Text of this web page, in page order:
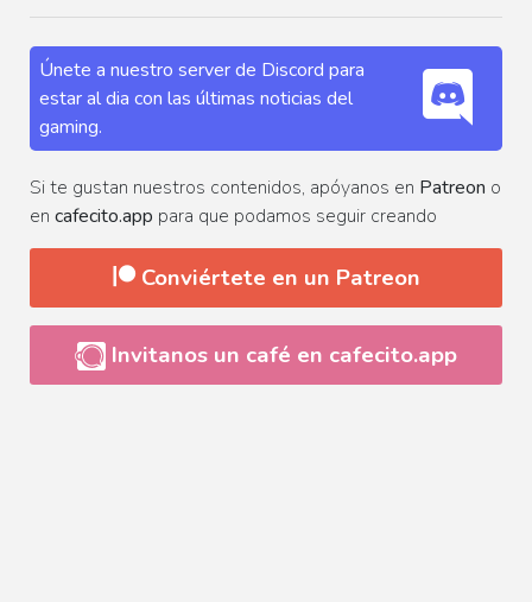
Únete a nuestro server de Discord para
estar al dia con las últimas noticias del
gaming.
Si te gustan nuestros contenidos, apóyanos en Patreon o
en cafecito.app para que podamos seguir creando
Conviértete en un Patreon
Invitanos un café en cafecito.app